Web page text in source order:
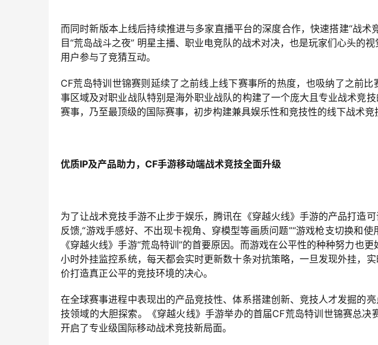
而同时新版本上线后持续推进与多家直播平台的深度合作，快速搭建“战术
目“荒岛战斗之夜” 明星主播、职业电竞队的战术对决，也是玩家们心头的
用户参与了竞猜互动。
CF荒岛特训世锦赛则延续了之前线上线下赛事所的热度，也吸纳了之前
事区域及对职业战队特别是海外职业战队的构建了一个庞大且专业战术竞
赛事，乃至最顶级的国际赛事，初步构建兼具娱乐性和竞技性的线下战术竞
优质IP及产品助力，CF手游移动端战术竞技全面升级
为了让战术竞技手游不止步于娱乐，腾讯在《穿越火线》手游的产品打造
反馈,“游戏手感好、不出现卡视角、穿模型等画质问题”“游戏枪支切换和
《穿越火线》手游“荒岛特训”的首要原因。而游戏在公平性的种种努力也
小时外挂监控系统，每天都会实时更新数十条对抗策略，一旦发现外挂，
价打造真正公平的竞技环境的决心。
在全球赛事进程中表现出的产品竞技性、体系搭建创新、竞技人才发掘的
技领域的大胆探索。《穿越火线》手游举办的首届CF荒岛特训世锦赛总决
开启了专业级国际移动战术竞技新局面。